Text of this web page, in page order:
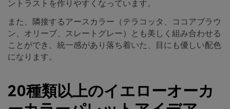
ントラストを作りやすくなっています。
また、隣接するアースカラー（テラコッタ、ココアブラウ
ン、オリーブ、スレートグレー）とも美しく組み合わせる
ことができ、統一感があり落ち着いた、目にも優しい配色
になります。
20種類以上のイエローオーカ